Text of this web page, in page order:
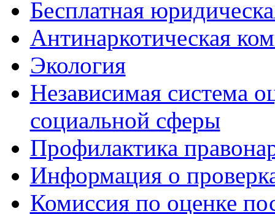
Бесплатная
Антинаркотическая
Экология
Независимая система
социальной сферы
Профилактика
Информация о
Комиссия по оценке